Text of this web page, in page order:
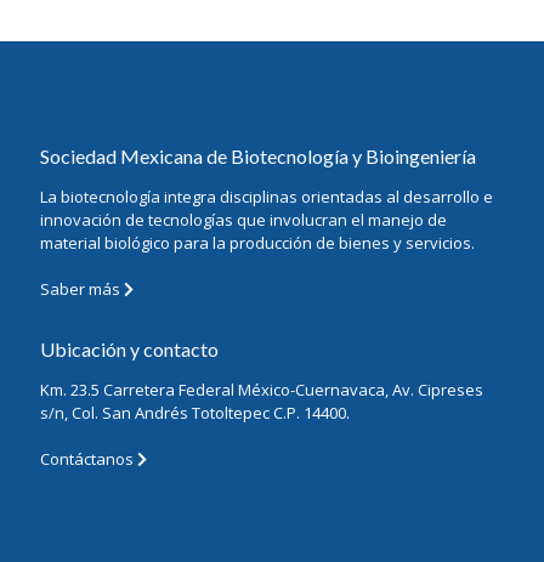
Sociedad Mexicana de Biotecnología y Bioingeniería
La biotecnología integra disciplinas orientadas al desarrollo e
innovación de tecnologías que involucran el manejo de
material biológico para la producción de bienes y servicios.
Saber más
Ubicación y contacto
Km. 23.5 Carretera Federal México-Cuernavaca, Av. Cipreses
s/n, Col. San Andrés Totoltepec C.P. 14400.
Contáctanos